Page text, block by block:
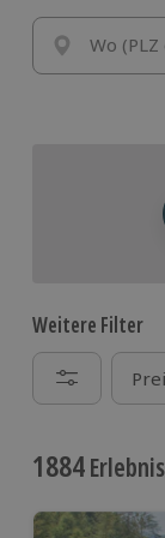
Wo
Weitere Filter
1884